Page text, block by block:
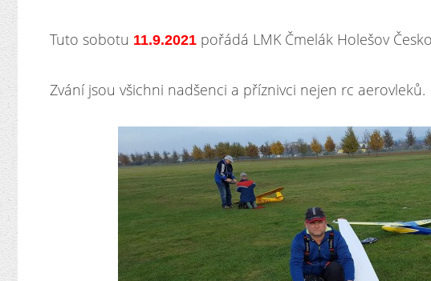
Tuto sobotu 11.9.2021 pořádá LMK Čmelák Holešov
Zvání jsou všichni nadšenci a příznivci nejen rc aerovleků.